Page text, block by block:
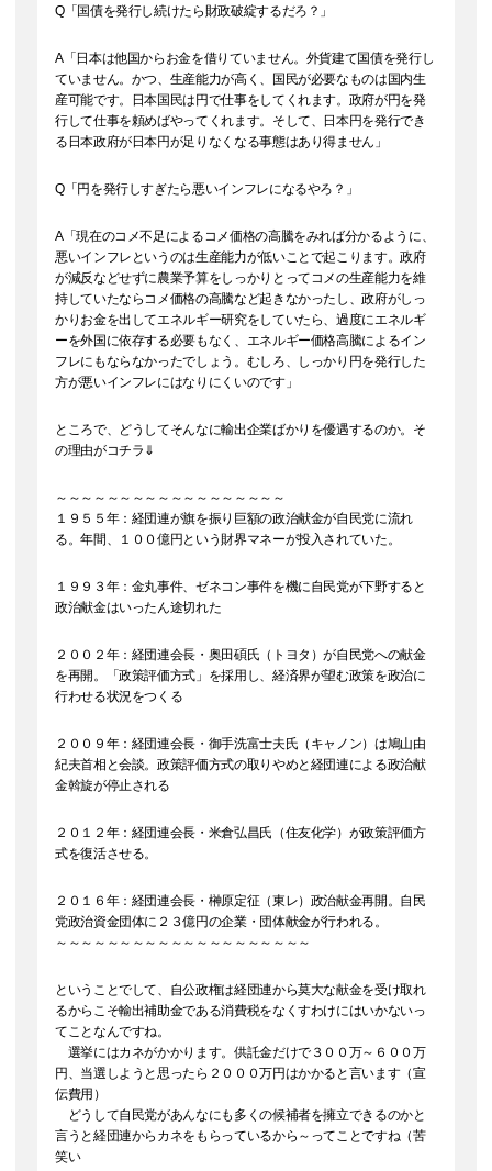
Q「国債を発行し続けたら財政破綻するだろ？」
A「日本は他国からお金を借りていません。外貨建て国債を発行し
ていません。かつ、生産能力が高く、国民が必要なものは国内生
産可能です。日本国民は円で仕事をしてくれます。政府が円を発
行して仕事を頼めばやってくれます。そして、日本円を発行でき
る日本政府が日本円が足りなくなる事態はあり得ません」
Q「円を発行しすぎたら悪いインフレになるやろ？」
A「現在のコメ不足によるコメ価格の高騰をみれば分かるように、
悪いインフレというのは生産能力が低いことで起こります。政府
が減反などせずに農業予算をしっかりとってコメの生産能力を維
持していたならコメ価格の高騰など起きなかったし、政府がしっ
かりお金を出してエネルギー研究をしていたら、過度にエネルギ
ーを外国に依存する必要もなく、エネルギー価格高騰によるイン
フレにもならなかったでしょう。むしろ、しっかり円を発行した
方が悪いインフレにはなりにくいのです」
ところで、どうしてそんなに輸出企業ばかりを優遇するのか。そ
の理由がコチラ⇓
～～～～～～～～～～～～～～～～～～
１９５５年：経団連が旗を振り巨額の政治献金が自民党に流れ
る。年間、１００億円という財界マネーが投入されていた。
１９９３年：金丸事件、ゼネコン事件を機に自民党が下野すると
政治献金はいったん途切れた
２００２年：経団連会長・奥田碩氏（トヨタ）が自民党への献金
を再開。「政策評価方式」を採用し、経済界が望む政策を政治に
行わせる状況をつくる
２００９年：経団連会長・御手洗富士夫氏（キャノン）は鳩山由
紀夫首相と会談。政策評価方式の取りやめと経団連による政治献
金斡旋が停止される
２０１２年：経団連会長・米倉弘昌氏（住友化学）が政策評価方
式を復活させる。
２０１６年：経団連会長・榊原定征（東レ）政治献金再開。自民
党政治資金団体に２３億円の企業・団体献金が行われる。
～～～～～～～～～～～～～～～～～～～～
ということでして、自公政権は経団連から莫大な献金を受け取れ
るからこそ輸出補助金である消費税をなくすわけにはいかないっ
てことなんですね。
選挙にはカネがかかります。供託金だけで３００万～６００万
円、当選しようと思ったら２０００万円はかかると言います（宣
伝費用）
どうして自民党があんなにも多くの候補者を擁立できるのかと
言うと経団連からカネをもらっているから～ってことですね（苦
笑い